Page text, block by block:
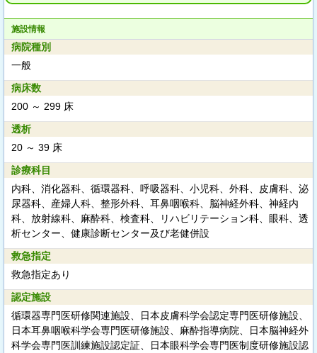
施設情報
病院種別
一般
病床数
200 ～ 299 床
透析
20 ～ 39 床
診療科目
内科、消化器科、循環器科、呼吸器科、小児科、外科、皮膚科、泌
尿器科、産婦人科、整形外科、耳鼻咽喉科、脳神経外科、神経内
科、放射線科、麻酔科、検査科、リハビリテーション科、眼科、透
析センター、健康診断センター及び老健併設
救急指定
救急指定あり
認定施設
循環器専門医研修関連施設、日本皮膚科学会認定専門医研修施設、
日本耳鼻咽喉科学会専門医研修施設、麻酔指導病院、日本脳神経外
科学会専門医訓練施設認定証、日本眼科学会専門医制度研修施設認